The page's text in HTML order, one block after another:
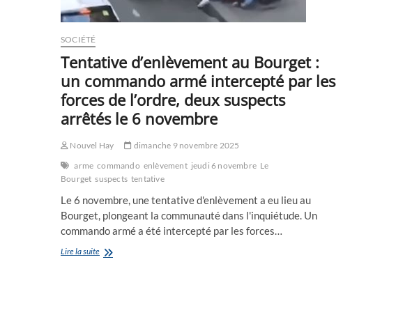
SOCIÉTÉ
Tentative d’enlèvement au Bourget :
un commando armé intercepté par les
forces de l’ordre, deux suspects
arrêtés le 6 novembre
Nouvel Hay
dimanche 9 novembre 2025
arme commando enlèvement jeudi 6 novembre Le
Bourget suspects tentative
Le 6 novembre, une tentative d'enlèvement a eu lieu au
Bourget, plongeant la communauté dans l'inquiétude. Un
commando armé a été intercepté par les forces…
Lire la suiteTentative